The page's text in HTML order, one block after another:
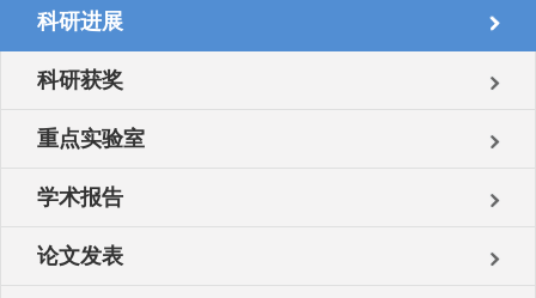
科研进展
科研获奖
重点实验室
学术报告
论文发表